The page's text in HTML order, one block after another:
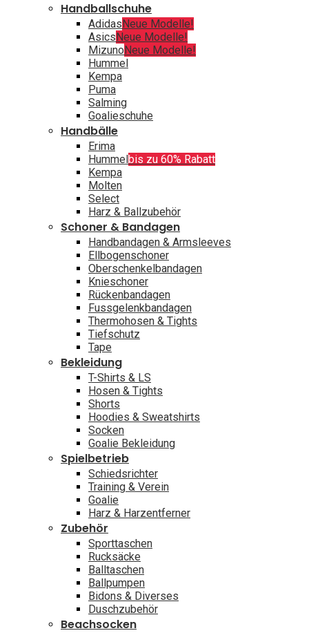
Handballschuhe
AdidasNeue Modelle!
AsicsNeue Modelle!
MizunoNeue Modelle!
Hummel
Kempa
Puma
Salming
Goalieschuhe
Handbälle
Erima
Hummelbis zu 60% Rabatt
Kempa
Molten
Select
Harz & Ballzubehör
Schoner & Bandagen
Handbandagen & Armsleeves
Ellbogenschoner
Oberschenkelbandagen
Knieschoner
Rückenbandagen
Fussgelenkbandagen
Thermohosen & Tights
Tiefschutz
Tape
Bekleidung
T-Shirts & LS
Hosen & Tights
Shorts
Hoodies & Sweatshirts
Socken
Goalie Bekleidung
Spielbetrieb
Schiedsrichter
Training & Verein
Goalie
Harz & Harzentferner
Zubehör
Sporttaschen
Rucksäcke
Balltaschen
Ballpumpen
Bidons & Diverses
Duschzubehör
Beachsocken